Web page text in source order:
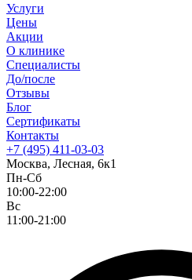
Услуги
Цены
Акции
О клинике
Специалисты
До/после
Отзывы
Блог
Сертификаты
Контакты
+7 (495) 411-03-03
Москва, Лесная, 6к1
Пн-Сб
10:00-22:00
Вс
11:00-21:00